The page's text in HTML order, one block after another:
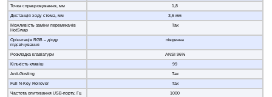
Точка спрацьовування, мм
1,8
Дистанція ходу стема, мм
3,6 мм
Можливість заміни перемикачів
HotSwap
Так
Орієнтація RGB – діоду
підсвічування
південна
Розкладка клавіатури
ANSI 96%
Кількість клавіш
99
Anti-Gosting
Так
Full N-Key Rollover
Так
Частота опитування USB-порту, Гц
1000